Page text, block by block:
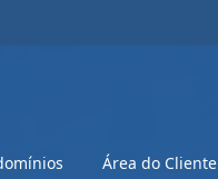
Área do Cliente